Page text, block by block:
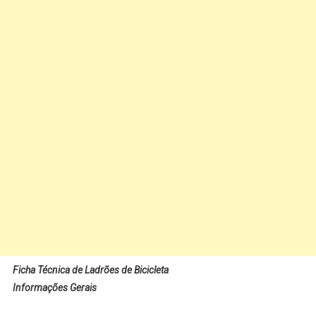
Ficha Técnica de Ladrões de Bicicleta
Informações Gerais